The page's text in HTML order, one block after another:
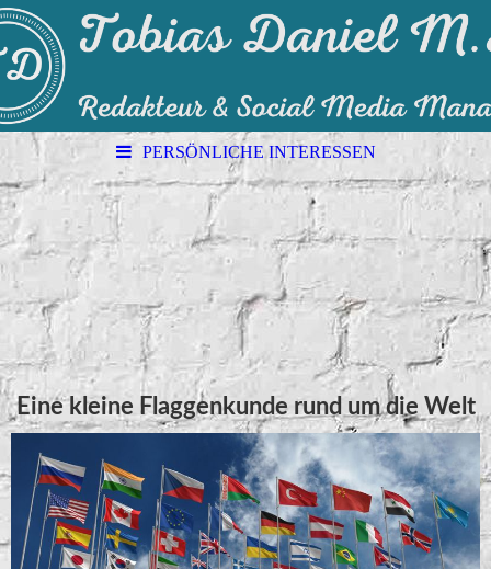
PERSÖNLICHE INTERESSEN
Eine kleine Flaggenkunde rund um die Welt